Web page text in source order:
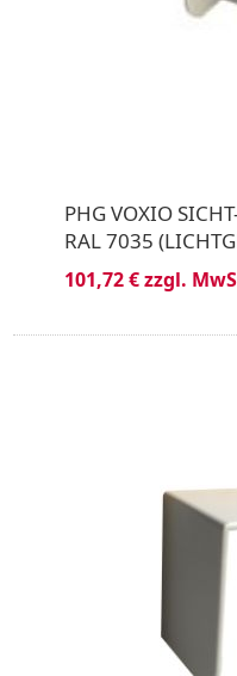
PHG VOXIO
RAL 7035
101,72 € zzgl.